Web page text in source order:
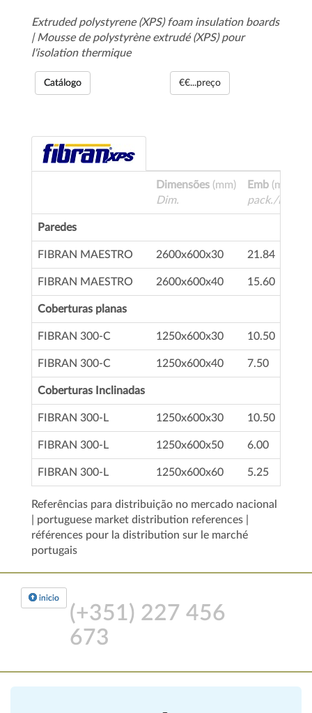
Extruded polystyrene (XPS) foam insulation boards
| Mousse de polystyrène extrudé (XPS) pour
l'isolation thermique
Catálogo €€...preço
Dimensões (mm)
Dim.
Emb (m ²)
pack./
Paredes
FIBRAN MAESTRO 2600x600x30 21.84
FIBRAN MAESTRO 2600x600x40 15.60
Coberturas planas
FIBRAN 300-C 1250x600x30 10.50
FIBRAN 300-C 1250x600x40 7.50
Coberturas Inclinadas
FIBRAN 300-L 1250x600x30 10.50
FIBRAN 300-L 1250x600x50 6.00
FIBRAN 300-L 1250x600x60 5.25
Referências para distribuição no mercado nacional
| portuguese market distribution references |
références pour la distribution sur le marché
portugais
inicio
(+351) 227 456
673